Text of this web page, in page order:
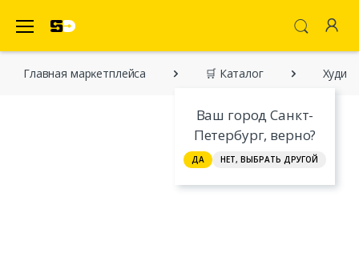
Ваш город Санкт-
Петербург, верно?
ДА НЕТ, ВЫБРАТЬ ДРУГОЙ
Главная марĸетплейса 🛒 Каталог Худи